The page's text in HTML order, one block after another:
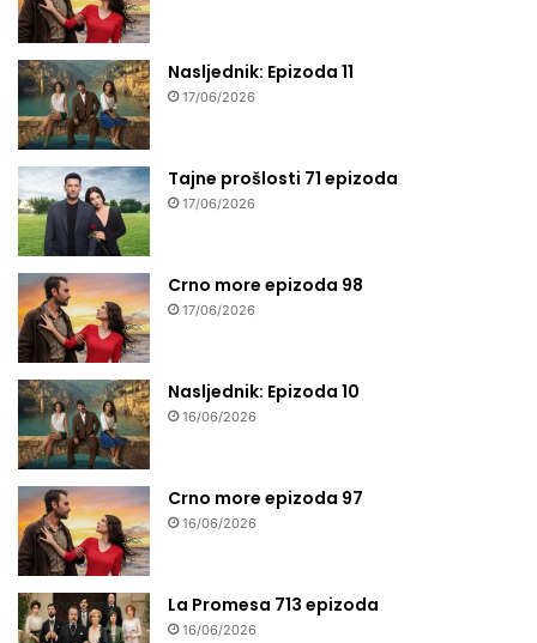
Nasljednik: Epizoda 11
17/06/2026
Tajne prošlosti 71 epizoda
17/06/2026
Crno more epizoda 98
17/06/2026
Nasljednik: Epizoda 10
16/06/2026
Crno more epizoda 97
16/06/2026
La Promesa 713 epizoda
16/06/2026